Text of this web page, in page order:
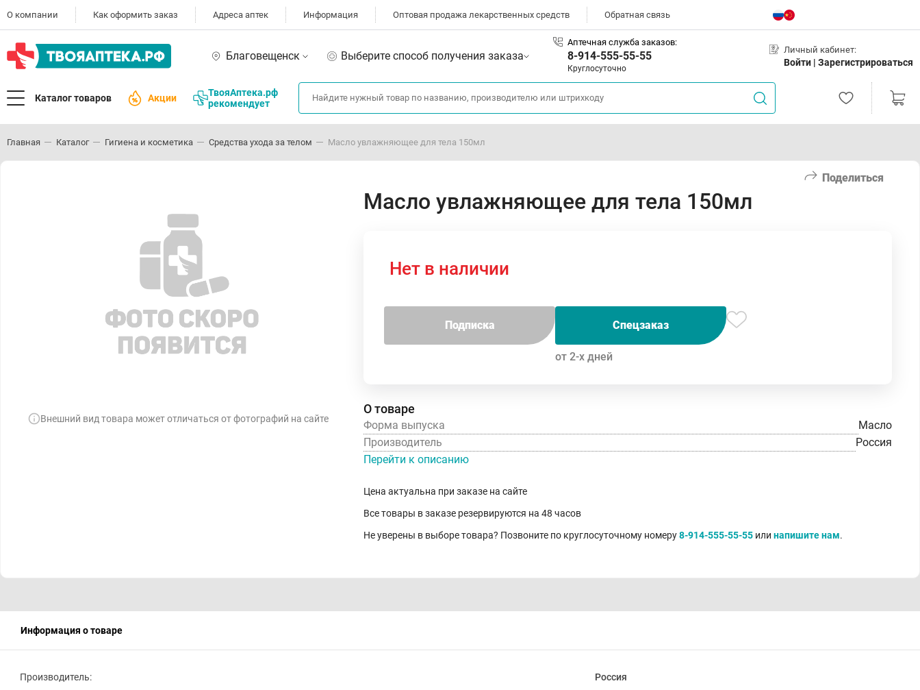
О компании Как оформить заказ Адреса аптек Информация Оптовая продажа лекарственных средств Обратная связь
Благовещенск Выберите способ получения заказа
Аптечная служба заказов:
8-914-555-55-55
Круглосуточно
Личный кабинет:
Войти | Зарегистрироваться
Каталог товаров Акции
ТвояАптека.рф
рекомендует
Главная Каталог Гигиена и косметика Средства ухода за телом Масло увлажняющее для тела 150мл
Поделиться
Внешний вид товара может отличаться от фотографий на сайте
Масло увлажняющее для тела 150мл
Нет в наличии
Подписка Спецзаказ
от 2-х дней
О товаре
Форма выпуска
Масло
Производитель
Россия
Перейти к описанию
Цена актуальна при заказе на сайте
Все товары в заказе резервируются на 48 часов
Не уверены в выборе товара? Позвоните по круглосуточному номеру8-914-555-55-55 или напишите нам.
Информация о товаре
Производитель: Россия